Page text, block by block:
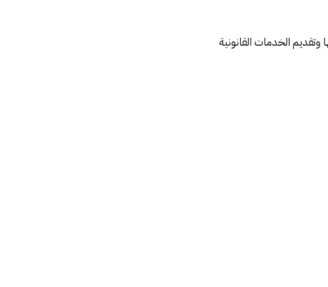
الخدمات القانونية